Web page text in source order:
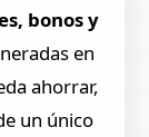
bonos y
en
ahorrar,
un único